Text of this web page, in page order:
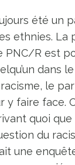
été un
ethnies. La
PNC/R est
dans
le
y faire face.
quoi
du
une